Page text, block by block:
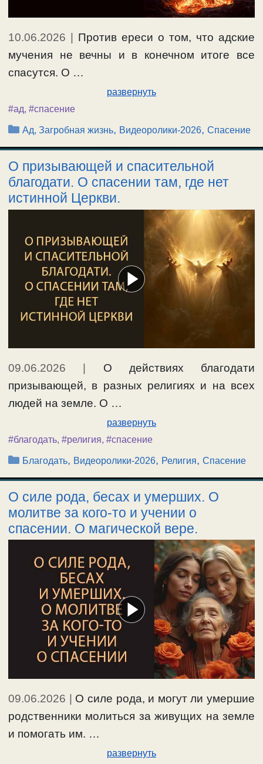
10.06.2026
Против ереси о том, что адские
мучения не вечны и в конечном итоге все
спасутся. О …
развернуть
#ад, #спасение
Рубрики
Ад, Загробная жизнь, Видеоролики-2026,Спасение
О призывающей и спасительной
благодати. О спасении там, где нет
истинной Церкви.
09.06.2026 | О действиях благодати
призывающей, в разных религиях и на всех
людей на земле. О …
развернуть
#благодать, #религия, #спасение
Рубрики
Благодать, Видеоролики-2026, Религия,Спасение
О силе рода, бесах и умерших. О
молитве за кого-то и учении о
спасении. О магической вере.
09.06.2026 | О силе рода, и могут ли умершие
родственники молиться за живущих на земле
и помогать им. …
развернуть